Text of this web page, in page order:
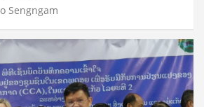
Sengngam